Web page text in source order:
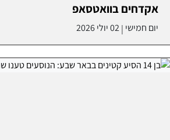
אקדחים בוואטסאפ
יום חמישי |02 יולי 2026